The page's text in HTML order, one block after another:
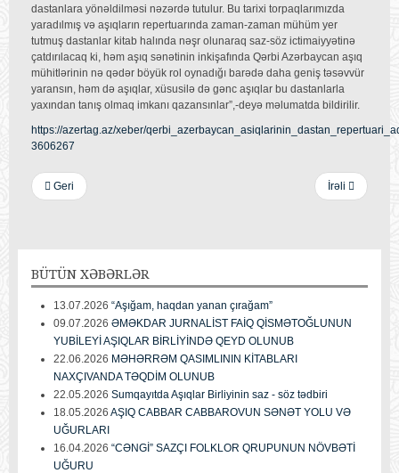
dastanlara yönəldilməsi nəzərdə tutulur. Bu tarixi torpaqlarımızda
yaradılmış və aşıqların repertuarında zaman-zaman mühüm yer
tutmuş dastanlar kitab halında nəşr olunaraq saz-söz ictimaiyyətinə
çatdırılacaq ki, həm aşıq sənətinin inkişafında Qərbi Azərbaycan aşıq
mühitlərinin nə qədər böyük rol oynadığı barədə daha geniş təsəvvür
yaransın, həm də aşıqlar, xüsusilə də gənc aşıqlar bu dastanlarla
yaxından tanış olmaq imkanı qazansınlar”,-deyə məlumatda bildirilir.
https://azertag.az/xeber/
3606267
Geri İrəli
BÜTÜN XƏBƏRLƏR
13.07.2026 “Aşığam, haqdan yanan çırağam”
09.07.2026 ƏMƏKDAR JURNALİST FAİQ QİSMƏTOĞLUNUN
YUBİLEYİ AŞIQLAR BİRLİYİNDƏ QEYD OLUNUB
22.06.2026 MƏHƏRRƏM QASIMLININ KİTABLARI
NAXÇIVANDA TƏQDİM OLUNUB
22.05.2026 Sumqayıtda Aşıqlar Birliyinin saz - söz tədbiri
18.05.2026 AŞIQ CABBAR CABBAROVUN SƏNƏT YOLU VƏ
UĞURLARI
16.04.2026 “CƏNGİ” SAZÇI FOLKLOR QRUPUNUN NÖVBƏTİ
UĞURU